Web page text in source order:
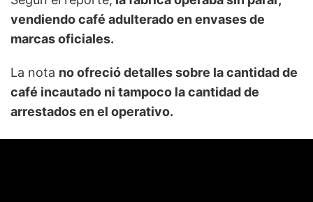
vendiendo café adulterado en envases de
marcas oficiales.
La nota no ofreció detalles sobre la cantidad de
café incautado ni tampoco la cantidad de
arrestados en el operativo.